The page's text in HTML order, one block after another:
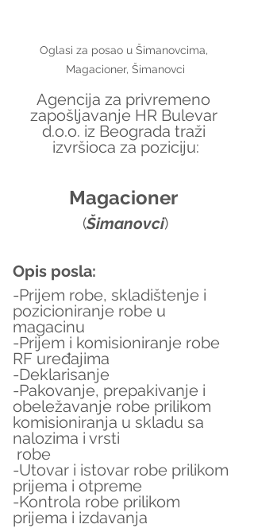
Oglasi za posao u Šimanovcima,
Magacioner, Šimanovci
Agencija za privremeno
zapošljavanje HR Bulevar
d.o.o. iz Beograda traži
izvršioca za poziciju:
Magacioner
(Šimanovci)
Opis posla:
-Prijem robe, skladištenje i
pozicioniranje robe u
magacinu
-Prijem i komisioniranje robe
RF uređajima
-Deklarisanje
-Pakovanje, prepakivanje i
obeležavanje robe prilikom
komisioniranja u skladu sa
nalozima i vrsti
robe
-Utovar i istovar robe prilikom
prijema i otpreme
-Kontrola robe prilikom
prijema i izdavanja